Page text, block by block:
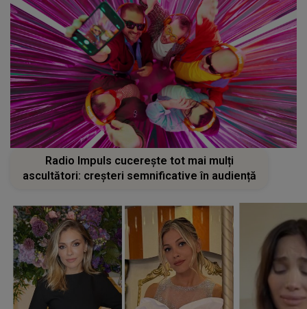
Radio Impuls cucerește tot mai mulți
ascultători: creșteri semnificative în audiență